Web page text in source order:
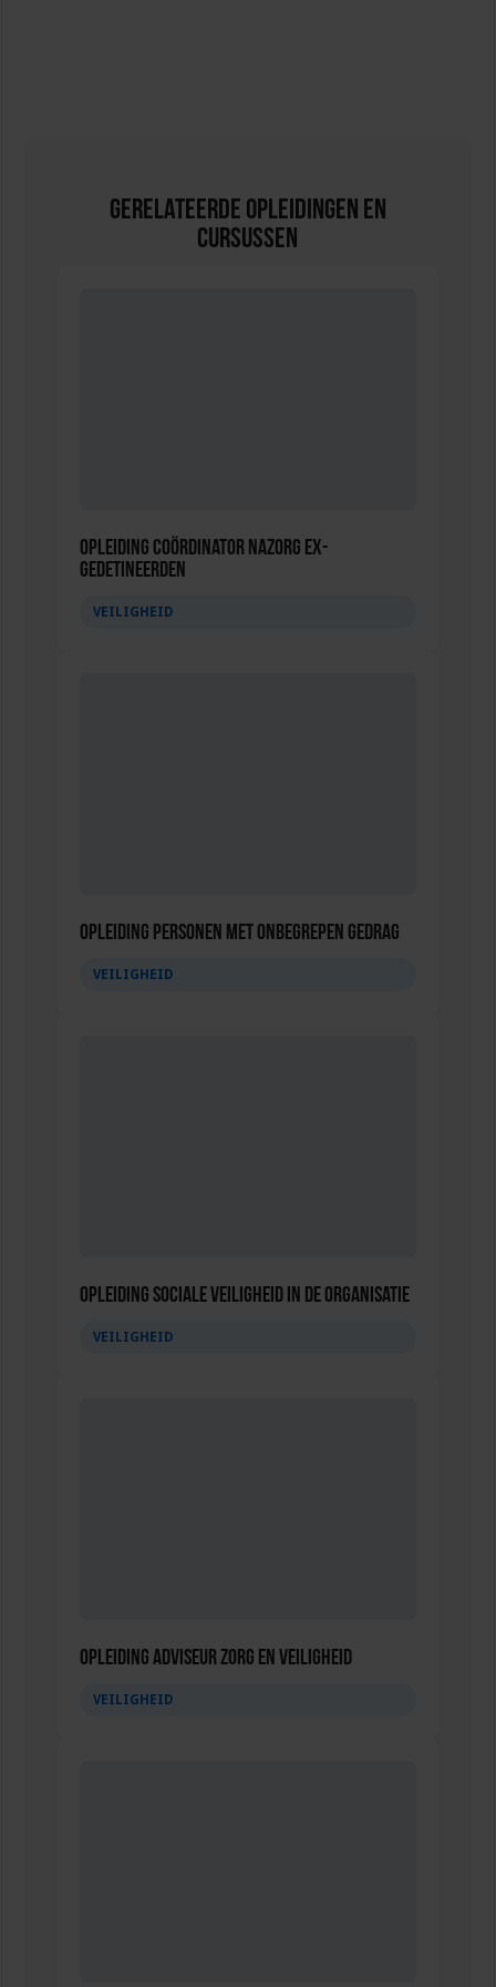
Gerelateerde Opleidingen en
Cursussen
Opleiding Coördinator nazorg ex-
gedetineerden
VEILIGHEID
Opleiding Personen met onbegrepen gedrag
VEILIGHEID
Opleiding Sociale Veiligheid in de Organisatie
VEILIGHEID
Opleiding Adviseur zorg en veiligheid
VEILIGHEID